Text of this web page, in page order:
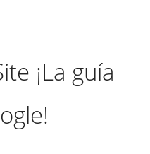
¡La guía